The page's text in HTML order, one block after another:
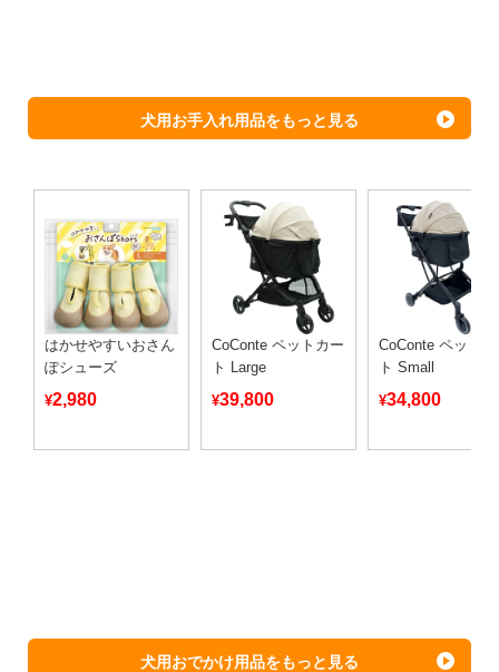
犬用お手入れ用品をもっと見る
はかせやすいおさん
ぽシューズ
¥2,980
CoConte ペットカー
ト Large
¥39,800
CoConte ペット
ト Small
¥34,800
犬用おでかけ用品をもっと見る